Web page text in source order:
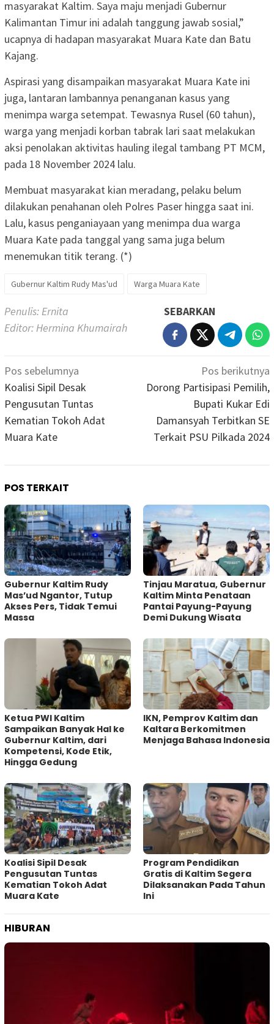
masyarakat Kaltim. Saya maju menjadi Gubernur
Kalimantan Timur ini adalah tanggung jawab sosial,”
ucapnya di hadapan masyarakat Muara Kate dan Batu
Kajang.
Aspirasi yang disampaikan masyarakat Muara Kate ini
juga, lantaran lambannya penanganan kasus yang
menimpa warga setempat. Tewasnya Rusel (60 tahun),
warga yang menjadi korban tabrak lari saat melakukan
aksi penolakan aktivitas hauling ilegal tambang PT MCM,
pada 18 November 2024 lalu.
Membuat masyarakat kian meradang, pelaku belum
dilakukan penahanan oleh Polres Paser hingga saat ini.
Lalu, kasus penganiayaan yang menimpa dua warga
Muara Kate pada tanggal yang sama juga belum
menemukan titik terang. (*)
Gubernur Kaltim Rudy Mas'ud Warga Muara Kate
Penulis: Ernita
Editor: Hermina Khumairah
SEBARKAN
Navigasi
pos
Pos sebelumnya
Koalisi Sipil Desak
Pengusutan Tuntas
Kematian Tokoh Adat
Muara Kate
Pos berikutnya
Dorong Partisipasi Pemilih,
Bupati Kukar Edi
Damansyah Terbitkan SE
Terkait PSU Pilkada 2024
POS TERKAIT
Gubernur Kaltim Rudy
Mas’ud Ngantor, Tutup
Akses Pers, Tidak Temui
Massa
Tinjau Maratua, Gubernur
Kaltim Minta Penataan
Pantai Payung-Payung
Demi Dukung Wisata
Ketua PWI Kaltim
Sampaikan Banyak Hal ke
Gubernur Kaltim, dari
Kompetensi, Kode Etik,
Hingga Gedung
IKN, Pemprov Kaltim dan
Kaltara Berkomitmen
Menjaga Bahasa Indonesia
Koalisi Sipil Desak
Pengusutan Tuntas
Kematian Tokoh Adat
Muara Kate
Program Pendidikan
Gratis di Kaltim Segera
Dilaksanakan Pada Tahun
Ini
HIBURAN